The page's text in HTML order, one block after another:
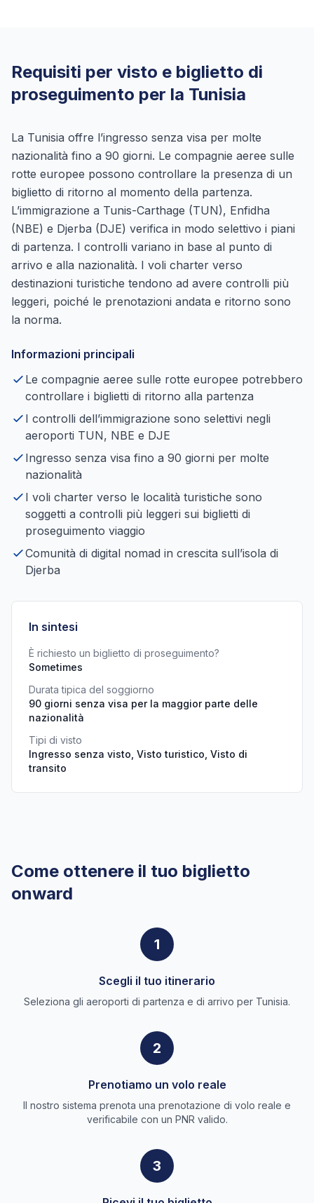
Requisiti per visto e biglietto di
proseguimento per la Tunisia
La Tunisia offre l’ingresso senza visa per molte
nazionalità fino a 90 giorni. Le compagnie aeree sulle
rotte europee possono controllare la presenza di un
biglietto di ritorno al momento della partenza.
L’immigrazione a Tunis-Carthage (TUN), Enfidha
(NBE) e Djerba (DJE) verifica in modo selettivo i piani
di partenza. I controlli variano in base al punto di
arrivo e alla nazionalità. I voli charter verso
destinazioni turistiche tendono ad avere controlli più
leggeri, poiché le prenotazioni andata e ritorno sono
la norma.
Informazioni principali
Le compagnie aeree sulle rotte europee potrebbero
controllare i biglietti di ritorno alla partenza
I controlli dell’immigrazione sono selettivi negli
aeroporti TUN, NBE e DJE
Ingresso senza visa fino a 90 giorni per molte
nazionalità
I voli charter verso le località turistiche sono
soggetti a controlli più leggeri sui biglietti di
proseguimento viaggio
Comunità di digital nomad in crescita sull’isola di
Djerba
In sintesi
È richiesto un biglietto di proseguimento?
Sometimes
Durata tipica del soggiorno
90 giorni senza visa per la maggior parte delle
nazionalità
Tipi di visto
Ingresso senza visto, Visto turistico, Visto di
transito
Come ottenere il tuo biglietto
onward
1
Scegli il tuo itinerario
Seleziona gli aeroporti di partenza e di arrivo per Tunisia.
2
Prenotiamo un volo reale
Il nostro sistema prenota una prenotazione di volo reale e
verificabile con un PNR valido.
3